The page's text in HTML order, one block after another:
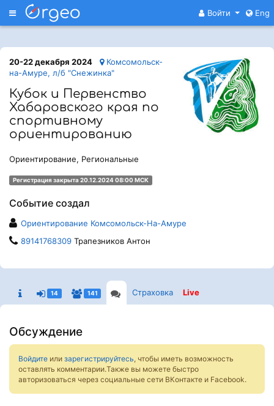
Меню Войти Eng
20-22 декабря 2024
Комсомольск-
на-Амуре, л/б "Снежинка"
Кубок и Первенство
Хабаровского края по
спортивному
ориентированию
Ориентирование, Региональные
Регистрация закрыта 20.12.2024 08:00 МСК
Событие создал
Ориентирование Комсомольск-На-Амуре
89141768309 Трапезников Антон
14 141 Страховка Live
Обсуждение
Войдите или зарегистрируйтесь, чтобы иметь возможность
оставлять комментарии.Также вы можете быстро
авторизоваться через социальные сети ВКонтакте и Facebook.